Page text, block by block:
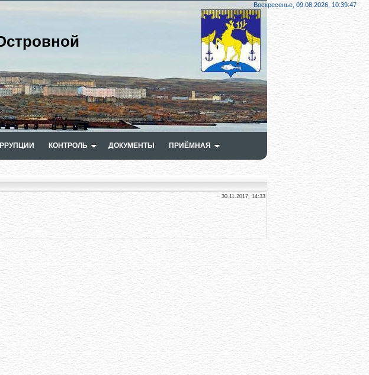
Воскресенье, 09.08.2026,10:39:48
КОНТРОЛЬ ДОКУМЕНТЫ ПРИЁМНАЯ
30.11.2017, 14:33